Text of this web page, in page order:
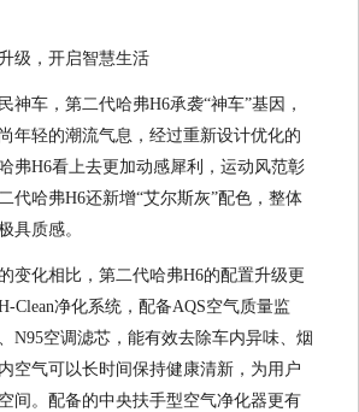
级，开启智慧生活
神车，第二代哈弗H6承袭“神车”基因，
年轻的潮流气息，经过重新设计优化的
弗H6看上去更加动感犀利，运动风范彰
代哈弗H6还新增“艾尔斯灰”配色，整体
具质感。
变化相比，第二代哈弗H6的配置升级更
Clean净化系统，配备AQS空气质量监
N95空调滤芯，能有效去除车内异味、烟
空气可以长时间保持健康清新，为用户
间。配备的中央扶手型空气净化器更有